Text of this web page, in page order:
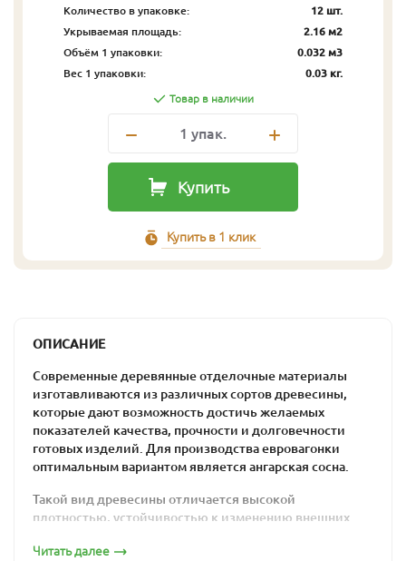
Количество в упаковке:
12 шт.
Укрываемая площадь:
2.16 м2
Объём 1 упаковки:
0.032 м3
Вес 1 упаковки:
0.03 кг.
Товар в наличии
1 упак.
Купить
Купить в 1 клик
ОПИСАНИЕ
Современные деревянные отделочные материалы
изготавливаются из различных сортов древесины,
которые дают возможность достичь желаемых
показателей качества, прочности и долговечности
готовых изделий. Для производства евровагонки
оптимальным вариантом является ангарская сосна.
Такой вид древесины отличается высокой
плотностью, устойчивостью к изменению внешних
являются следствием влияния сурового сибирского
Читать далее